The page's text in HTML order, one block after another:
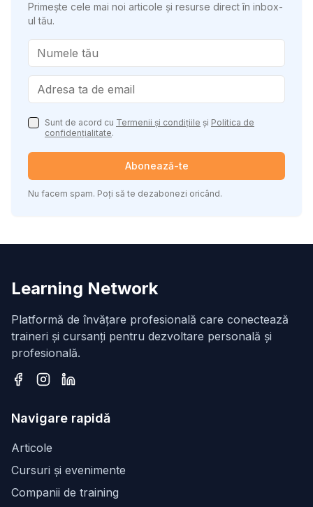
Primește cele mai noi articole și resurse direct în inbox-
ul tău.
Sunt de acord cu Termenii și condițiile și Politica de
confidențialitate.
Abonează-te
Nu facem spam. Poți să te dezabonezi oricând.
Learning Network
Platformă de învățare profesională care conectează
traineri și cursanți pentru dezvoltare personală și
profesională.
Navigare rapidă
Articole
Cursuri și evenimente
Companii de training